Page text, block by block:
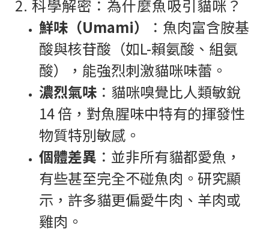
2. 科學解密：為什麼魚吸引貓咪？
鮮味（Umami）
：魚肉富含胺基
酸與核苷酸（如L-賴氨酸、組氨
酸），能強烈刺激貓咪味蕾。
濃烈氣味 ：貓咪嗅覺比人類敏銳
14 倍，對魚腥味中特有的揮發性
物質特別敏感。
個體差異 ：並非所有貓都愛魚，
有些甚至完全不碰魚肉。研究顯
示，許多貓更偏愛牛肉、羊肉或
雞肉。